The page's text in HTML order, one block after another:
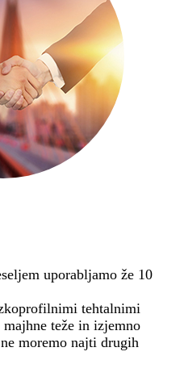
uporabljamo že 10
tehtalnimi
teže in izjemno
moremo najti drugih